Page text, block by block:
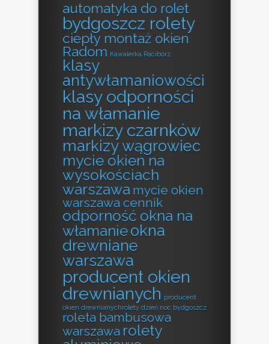
automatyka do rolet
bydgoszcz rolety
ciepły montaż okien
Radom Kawalerka Racibórz
klasy
antywłamaniowości
klasy odporności
na włamanie
markizy czarnków
markizy wągrowiec
mycie okien na
wysokościach
warszawa mycie okien
warszawa cennik
odporność okna na
włamanieokna
drewniane
warszawa
producent okien
drewnianych producent
okien drewnianychrolety dzień noc bydgoszcz
roleta bambusowa
warszawa rolety